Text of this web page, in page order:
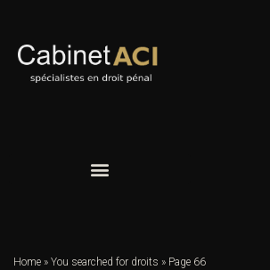
Home » You searched for droits » Page 66